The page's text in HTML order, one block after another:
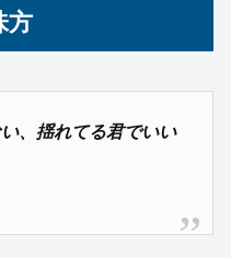
方
、揺れてる君でいい